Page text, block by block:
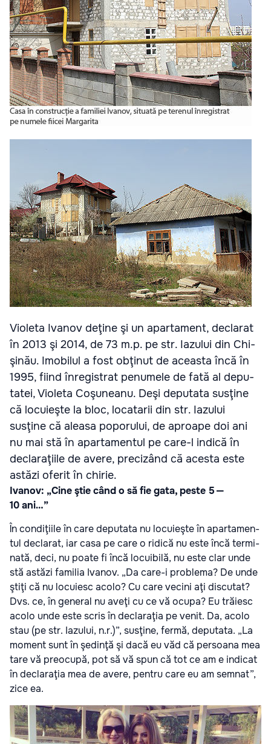
Vio­leta Iva­nov deţine şi un apar­ta­ment, decla­rat
în 2013 şi 2014, de 73 m.p. pe str. Iazu­lui din Chi­
şi­nău. Imo­bi­lul a fost obţi­nut de aceasta încă în
1995, fiind înre­gis­trat penumele de fată al depu­
ta­tei, Vio­leta Coşu­neanu. Deşi depu­tata susţine
că locu­ieşte la bloc, loca­ta­rii din str. Iazu­lui
susţine că aleasa popo­ru­lui, de aproape doi ani
nu mai stă în apar­ta­men­tul pe care-l indică în
decla­ra­ţi­ile de avere, pre­ci­zând că acesta este
astăzi ofe­rit în chi­rie.
Ivanov: „Cine ştie când o să fie gata, peste 5 —
10 ani…”
În con­di­ţi­ile în care depu­tata nu locu­ieşte în apar­ta­men­
tul decla­rat, iar casa pe care o ridică nu este încă ter­mi­
nată, deci, nu poate fi încă locu­i­bilă, nu este clar unde
stă astăzi fami­lia Iva­nov. „Da care-i pro­blema? De unde
ştiţi că nu locu­iesc acolo? Cu care vecini aţi dis­cu­tat?
Dvs. ce, în gene­ral nu aveţi cu ce vă ocupa? Eu tră­iesc
acolo unde este scris în decla­ra­ţia pe venit. Da, acolo
stau (pe str. Iazu­lui, n.r.)”, susţine, fermă, depu­tata. „La
moment sunt în şedinţă şi dacă eu văd că per­soana mea
tare vă pre­o­cupă, pot să vă spun că tot ce am e indi­cat
în decla­ra­ţia mea de avere, pen­tru care eu am sem­nat”,
zice ea.